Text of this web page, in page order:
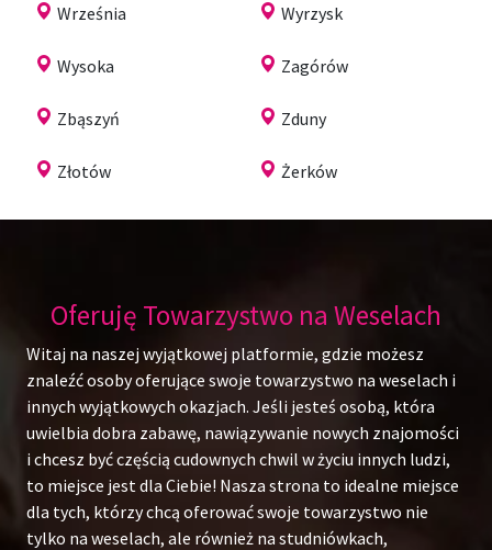
Września Wyrzysk
Wysoka Zagórów
Zbąszyń Zduny
Złotów Żerków
Oferuję Towarzystwo na Weselach
Witaj na naszej wyjątkowej platformie, gdzie możesz
znaleźć osoby oferujące swoje towarzystwo na weselach i
innych wyjątkowych okazjach. Jeśli jesteś osobą, która
uwielbia dobra zabawę, nawiązywanie nowych znajomości
i chcesz być częścią cudownych chwil w życiu innych ludzi,
to miejsce jest dla Ciebie! Nasza strona to idealne miejsce
dla tych, którzy chcą oferować swoje towarzystwo nie
tylko na weselach, ale również na studniówkach,